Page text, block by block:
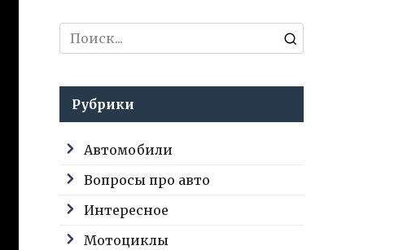
Search
for:
Рубрики
Автомобили
Вопросы про авто
Интересное
Мотоциклы